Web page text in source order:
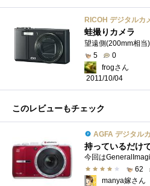
RICOH デジタルカ
蛙撮りカメラ
5
0
frogさん
2011/10/04
このレビューもチェック
AGFA デジタルカメラ
持っているだけ
62
manya嫁さん